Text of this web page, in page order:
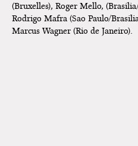
(Bruxelles), Roger Mello,
Rodrigo Mafra (Sao Paulo/
Marcus Wagner (Rio de Janeiro).